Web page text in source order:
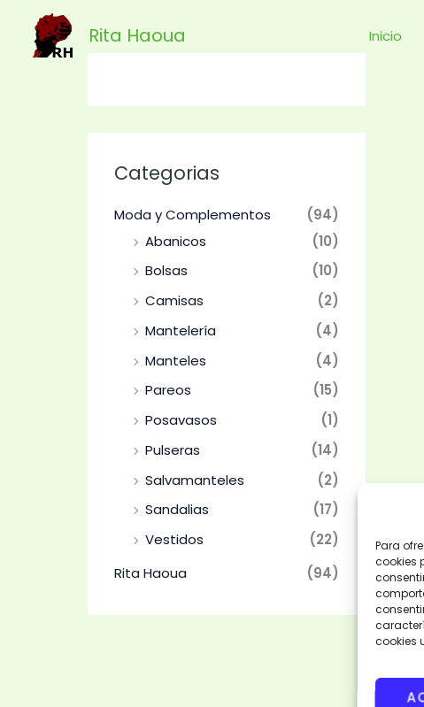
Para
cookies
cookies
contenido
Rita Haoua Inicio
Categorias
Moda y Complementos
(94)
Abanicos
(10)
Bolsas
(10)
Camisas
(2)
Mantelería
(4)
Manteles
(4)
Pareos
(15)
Posavasos
(1)
Pulseras
(14)
Salvamanteles
(2)
Sandalias
(17)
Vestidos
(22)
Rita Haoua
(94)